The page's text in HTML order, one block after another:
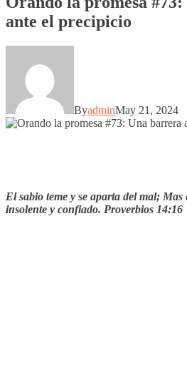
ante el precipicio
ByadminMay 21, 2024
El sabio teme y se aparta del mal; Mas
insolente y confiado. Proverbios 14:16